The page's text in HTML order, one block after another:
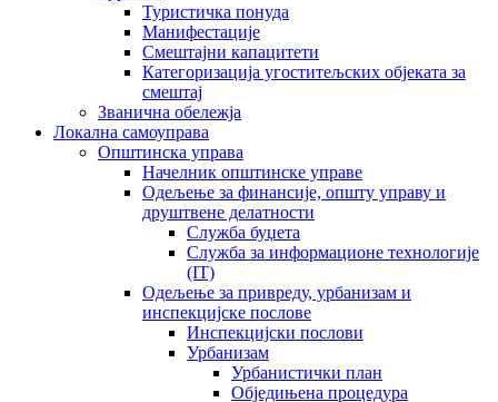
Туристичка понуда
Манифестације
Смештајни капацитети
Категоризација угоститељских објеката за
смештај
Званична обележја
Локална самоуправа
Општинска управа
Начелник општинске управе
Одељење за финансије, општу управу и
друштвене делатности
Служба буџета
Служба за информационе технологије
(IT)
Одељење за привреду, урбанизам и
инспекцијске послове
Инспекцијски послови
Урбанизам
Урбанистички план
Обједињена процедура